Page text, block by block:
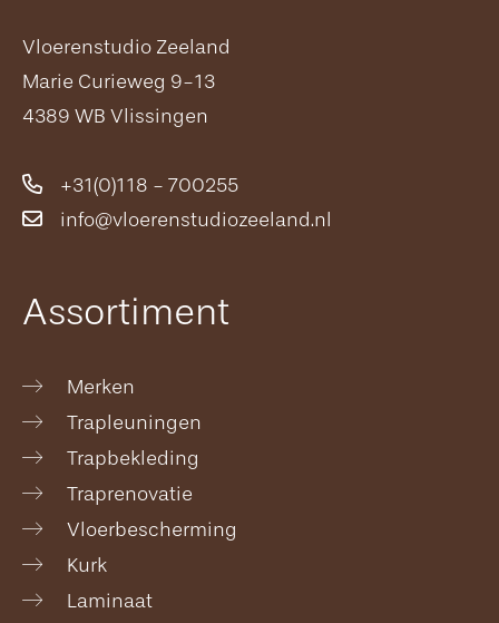
Vloerenstudio Zeeland
Marie Curieweg 9-13
4389 WB Vlissingen
+31(0)118 - 700255
info@vloerenstudiozeeland.nl
Assortiment
Merken
Trapleuningen
Trapbekleding
Traprenovatie
Vloerbescherming
Kurk
Laminaat